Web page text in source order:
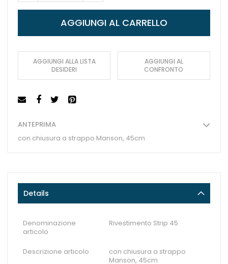
AGGIUNGI AL CARRELLO
AGGIUNGI ALLA LISTA
DESIDERI
AGGIUNGI AL
CONFRONTO
ANTEPRIMA
con chiusura a strappo Manson, 45cm
Details
Denominazione
articolo
Rivestimento Strip 45
Descrizione articolo
con chiusura a strappo
Manson, 45cm